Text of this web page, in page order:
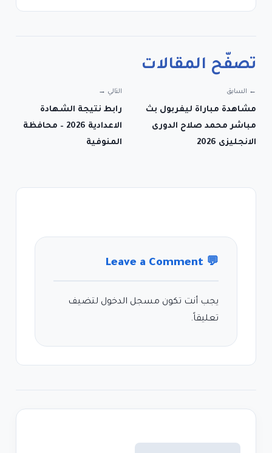
تصفّح المقالات
← السابق
مشاهدة مباراة ليفربول بث
مباشر محمد صلاح الدورى
الانجليزى 2026
التالي →
رابط نتيجة الشهادة
الاعدادية 2026 – محافظة
المنوفية
💬
Leave a Comment
يجب أنت تكون مسجل الدخول لتضيف
تعليقاً.